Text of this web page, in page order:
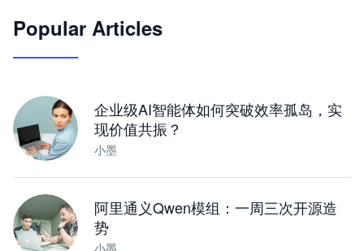
JimoClaw 桌面 AI Agent 工作台
Popular Articles
企业级AI智能体如何突破效率孤岛，实
现价值共振？
小墨
阿里通义Qwen模组：一周三次开源造
势
小墨